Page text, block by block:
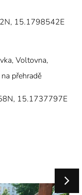
15.1798542E
Voltovna,
přehradě
15.1737797E